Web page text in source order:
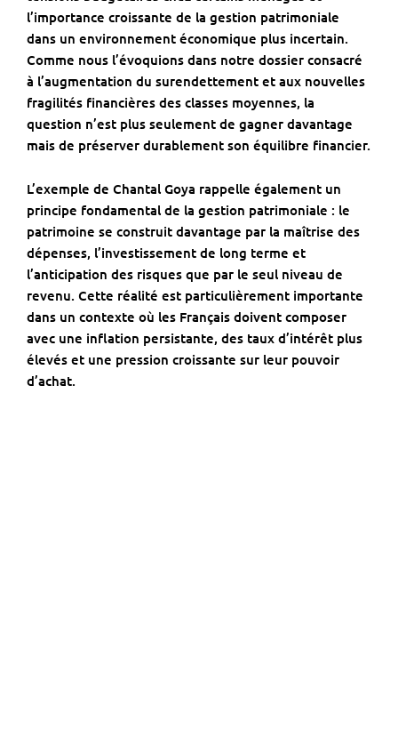
l’importance croissante de la gestion patrimoniale
dans un environnement économique plus incertain.
Comme nous l’évoquions dans notre dossier consacré
à l’augmentation du surendettement et aux nouvelles
fragilités financières des classes moyennes, la
question n’est plus seulement de gagner davantage
mais de préserver durablement son équilibre financier.
L’exemple de Chantal Goya rappelle également un
principe fondamental de la gestion patrimoniale : le
patrimoine se construit davantage par la maîtrise des
dépenses, l’investissement de long terme et
l’anticipation des risques que par le seul niveau de
revenu. Cette réalité est particulièrement importante
dans un contexte où les Français doivent composer
avec une inflation persistante, des taux d’intérêt plus
élevés et une pression croissante sur leur pouvoir
d’achat.